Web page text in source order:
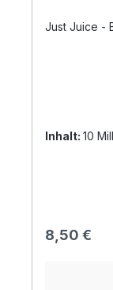
Just Juice -
Inhalt: 10
Regulärer
8,50 €